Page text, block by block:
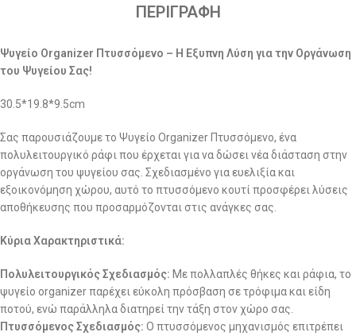
ΠΕΡΙΓΡΑΦΉ
Ψυγείο Organizer Πτυσσόμενο – Η Εξυπνη Λύση για την Οργάνωση
του Ψυγείου Σας!
30.5*19.8*9.5cm
Σας παρουσιάζουμε το Ψυγείο Organizer Πτυσσόμενο, ένα
πολυλειτουργικό ράφι που έρχεται για να δώσει νέα διάσταση στην
οργάνωση του ψυγείου σας. Σχεδιασμένο για ευελιξία και
εξοικονόμηση χώρου, αυτό το πτυσσόμενο κουτί προσφέρει λύσεις
αποθήκευσης που προσαρμόζονται στις ανάγκες σας.
Κύρια Χαρακτηριστικά:
Πολυλειτουργικός Σχεδιασμός: Με πολλαπλές θήκες και ράφια, το
ψυγείο organizer παρέχει εύκολη πρόσβαση σε τρόφιμα και είδη
ποτού, ενώ παράλληλα διατηρεί την τάξη στον χώρο σας.
Πτυσσόμενος Σχεδιασμός: Ο πτυσσόμενος μηχανισμός επιτρέπει